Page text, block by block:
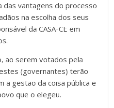
das vantagens do processo
na escolha dos seus
da CASA-CE em
ao serem votados pela
(governantes) terão
a gestão da coisa pública e
que o elegeu.